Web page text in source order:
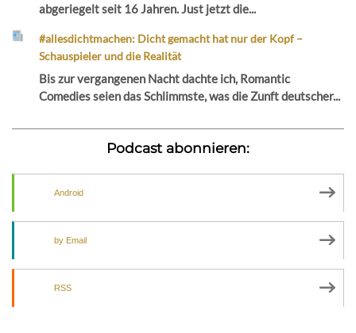
abgeriegelt seit 16 Jahren. Just jetzt die...
#allesdichtmachen: Dicht gemacht hat nur der Kopf –
Schauspieler und die Realität
Bis zur vergangenen Nacht dachte ich, Romantic
Comedies seien das Schlimmste, was die Zunft deutscher...
Podcast abonnieren:
Android
by Email
RSS